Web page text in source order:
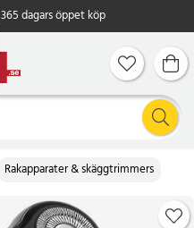
365 dagars öppet köp
Rakapparater & skäggtrimmers